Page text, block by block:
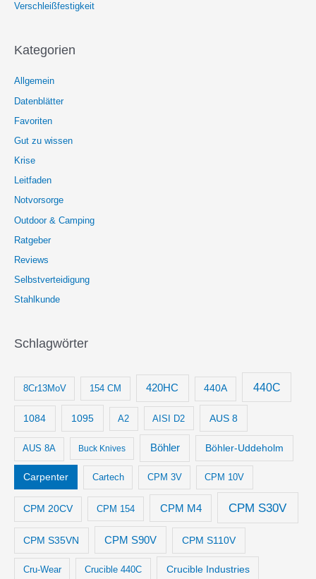
Verschleißfestigkeit
Kategorien
Allgemein
Datenblätter
Favoriten
Gut zu wissen
Krise
Leitfaden
Notvorsorge
Outdoor & Camping
Ratgeber
Reviews
Selbstverteidigung
Stahlkunde
Schlagwörter
8Cr13MoV 154 CM 420HC 440A 440C
1084 1095 A2 AISI D2 AUS 8
AUS 8A Buck Knives Böhler Böhler-Uddeholm
Carpenter Cartech CPM 3V CPM 10V
CPM 20CV CPM 154 CPM M4 CPM S30V
CPM S35VN CPM S90V CPM S110V
Cru-Wear Crucible 440C Crucible Industries